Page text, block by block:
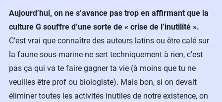
Aujourd’hui, on ne s’avance pas trop en affirmant que la
culture G souffre d’une sorte de « crise de l’inutilité ».
C’est vrai que connaître des auteurs latins ou être calé sur
la faune sous-marine ne sert techniquement à rien, c’est
pas ça qui va te faire gagner ta vie (à moins que tu ne
veuilles être prof ou biologiste). Mais bon, si on devait
éliminer toutes les activités inutiles de notre existence, on